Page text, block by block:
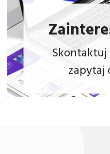
Skontaktuj
zapytaj